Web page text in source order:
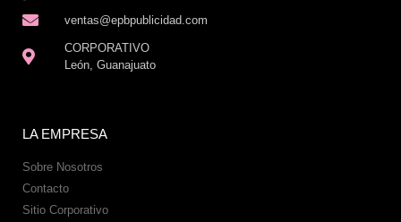
ventas@epbpublicidad.com
CORPORATIVO
León, Guanajuato
LA EMPRESA
Sobre Nosotros
Contacto
Sitio Corporativo